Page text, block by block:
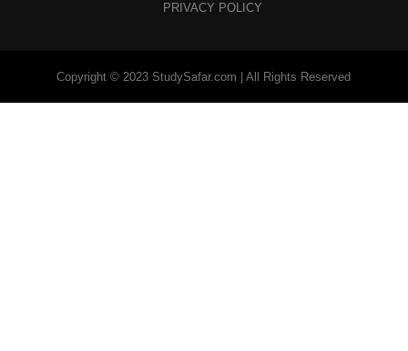
PRIVACY POLICY
Copyright © 2023 StudySafar.com | All Rights Reserved